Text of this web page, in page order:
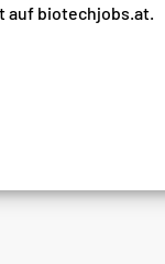
auf biotechjobs.at.